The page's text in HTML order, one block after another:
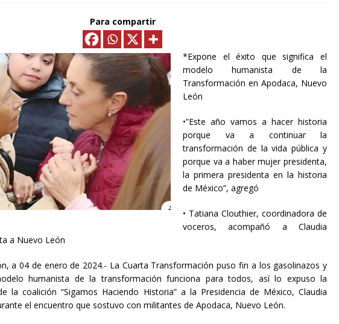
EN CRÉDITOS*
*PRESIDENTA CLAUDIA SHEINBAUM PRESENTA COMITÉ DE CIENTÍFICOS
Y ESPECIALISTAS QUE ANALIZARÁN LA EXPLOTACIÓN DE GAS NATURAL NO
CONVENCIONAL PARA FORTALECER LA SOBERANÍA ENERGÉTICA*
ECONOMÍA
[ abril 15, 2026 ]
Presenta Ray Vázquez iniciativa para proteger a mujeres de violencia
digital con IA
POLÍTICA
[ abril 13, 2026 ] No es tiempo de simulaciones, sino de acompañar a la Presidenta:
Ana Lilia Rivera
ESTADOS
[ abril 13, 2026 ] Confirma Claudia Sheinbaum asistencia a la cumbre en España;
discutirán paz, soberanía y dignidad
MUNDO
CLAUDIA SHEINBAUM Y LORENA CUÉLLAR INAUGURAN UNIVERSIDAD
[ abril 30, 2024 ] Lotería del Bicentenario del Senado de la República
UNCATEGORIZED
Para compartir
*Expone el éxito que significa el
modelo humanista de la
Transformación en Apodaca, Nuevo
León
•”Este año vamos a hacer historia
porque va a continuar la
transformación de la vida pública y
porque va a haber mujer presidenta,
la primera presidenta en la historia
de México”, agregó
• Tatiana Clouthier, coordinadora de
voceros, acompañó a Claudia
a Nuevo León
a 04 de enero de 2024.- La Cuarta Transformación puso fin a los gasolinazos y
humanista de la transformación funciona para todos, así lo expuso la
la coalición “Sigamos Haciendo Historia” a la Presidencia de México, Claudia
el encuentro que sostuvo con militantes de Apodaca, Nuevo León.